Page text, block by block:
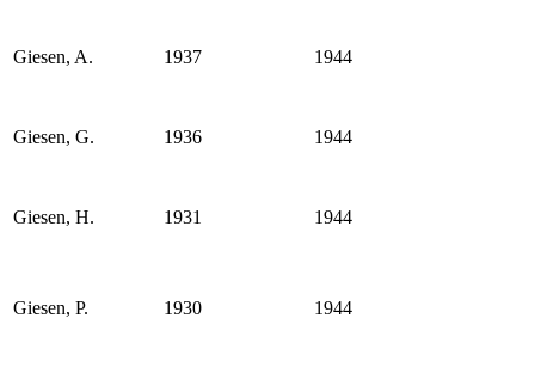
Giesen, A. 1937 1944
Giesen, G. 1936 1944
Giesen, H. 1931 1944
Giesen, P. 1930 1944